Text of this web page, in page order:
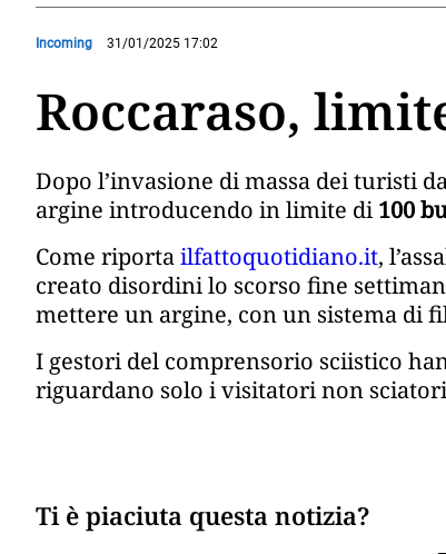
Incoming 31/01/2025 17:02
Roccaraso,
Dopo l’invasione di massa dei turisti
argine introducendo in limite di100
Come riportailfattoquotidiano.it,
creato disordini lo scorso fine
mettere un argine, con un sistema di
I gestori del comprensorio sciistico
riguardano solo i visitatori non
Ti è piaciuta questa notizia?